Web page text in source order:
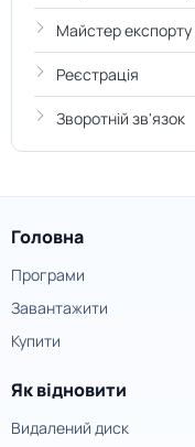
Майстер експорту
Реєстрація
Зворотній зв'язок
Головна
Програми
Завантажити
Купити
Як відновити
Видалений диск